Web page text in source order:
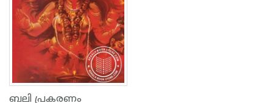
ബലി പ്രകരണം